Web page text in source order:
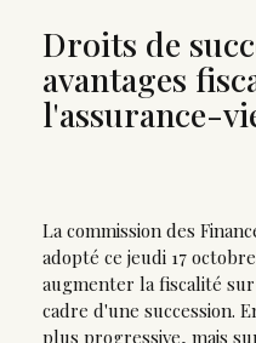
Droits de
avantages
l'assurance-
La commission des
adopté ce jeudi 17
augmenter la fiscalité
cadre d'une succession.
plus progressive, mais